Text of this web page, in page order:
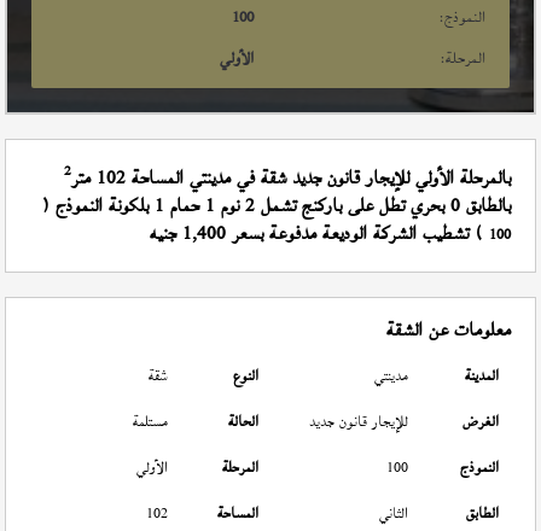
النموذج:
100
المرحلة:
الأولي
بالمرحلة الأولي للإيجار قانون جديد شقة في مدينتي المساحة 102 متر 2
بالطابق 0 بحري تطل على باركنج تشمل 2 نوم 1 حمام 1 بلكونة النموذج (
100 ) تشطيب الشركة الوديعة مدفوعة بسعر 1,400 جنيه
معلومات عن الشقة
المدينة مدينتي النوع
شقة
الغرض
للإيجار قانون جديد الحالة
مستلمة
النموذج
100 المرحلة
الأولي
الطابق
الثاني المساحة
102